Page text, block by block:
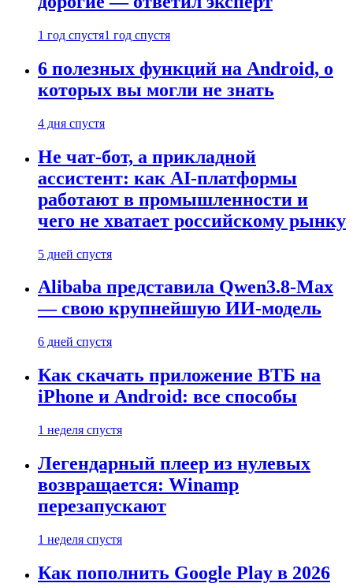
1 год спустя1 год спустя
6 полезных функций на Android, о
которых вы могли не знать
4 дня спустя
Не чат-бот, а прикладной
ассистент: как AI-платформы
работают в промышленности и
чего не хватает российскому рынку
5 дней спустя
Alibaba представила Qwen3.8-Max
— свою крупнейшую ИИ-модель
6 дней спустя
Как скачать приложение ВТБ на
iPhone и Android: все способы
1 неделя спустя
Легендарный плеер из нулевых
возвращается: Winamp
перезапускают
1 неделя спустя
Как пополнить Google Play в 2026